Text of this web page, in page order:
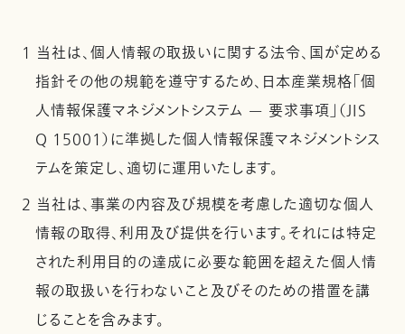
1 当社は、個人情報の取扱いに関する法令、国が定める
指針その他の規範を遵守するため、日本産業規格「個
人情報保護マネジメントシステム — 要求事項」（JIS
Q 15001）に準拠した個人情報保護マネジメントシス
テムを策定し、適切に運用いたします。
2 当社は、事業の内容及び規模を考慮した適切な個人
情報の取得、利用及び提供を行います。それには特定
された利用目的の達成に必要な範囲を超えた個人情
報の取扱いを行わないこと及びそのための措置を講
じることを含みます。